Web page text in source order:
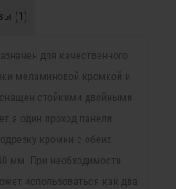
оплату и
цены!
следующий раз.
(1)
для качественного
меламиновой кромкой и
стойкими двойными
а один проход панели
кромки с обеих
мм. При необходимости
использоваться как два